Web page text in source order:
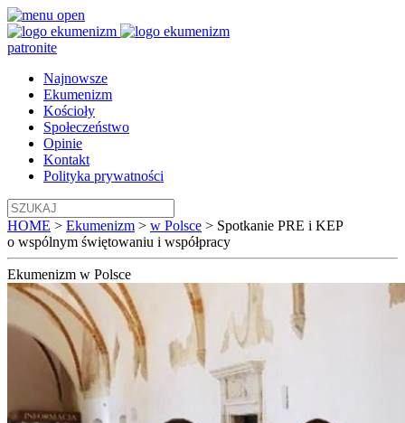
patronite
Najnowsze
Ekumenizm
Kościoły
Społeczeństwo
Opinie
Kontakt
Polityka prywatności
HOME > Ekumenizm > w Polsce > Spotkanie PRE i KEP
o wspólnym świętowaniu i współpracy
Ekumenizm w Polsce